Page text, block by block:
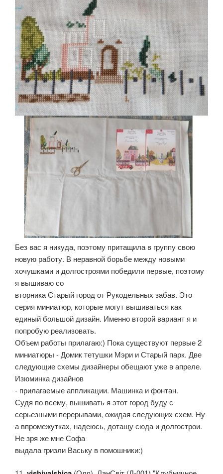
Без вас я никуда, поэтому притащила в группу свою
новую работу. В неравной борьбе между новыми
хочушками и долгостроями победили первые, поэтому
я вышиваю со
вторника Старый город от Рукодельных забав. Это
серия миниатюр, которые могут вышиваться как
единый большой дизайн. Именно второй вариант я и
попробую реализовать.
Объем работы прилагаю:) Пока существуют первые 2
миниатюры - Домик тетушки Мэри и Старый парк. Две
следующие схемы дизайнеры обещают уже в апреле.
Изюминка дизайнов
- прилагаемые аппликации. Машинка и фонтан.
Судя по всему, вышивать я этот город буду с
серьезными перерывами, ожидая следующих схем. Ну
а впромежутках, надеюсь, дотащу сюда и долгострои.
Не зря же мне Софа
выдала гризли Ваську в помошники:)